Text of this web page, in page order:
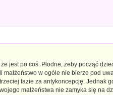
jest po coś. Płodne, żeby począć
małżeństwo w ogóle nie bierze pod
fazie za antykoncepcję. Jednak
małżeństwa nie zamyka się na